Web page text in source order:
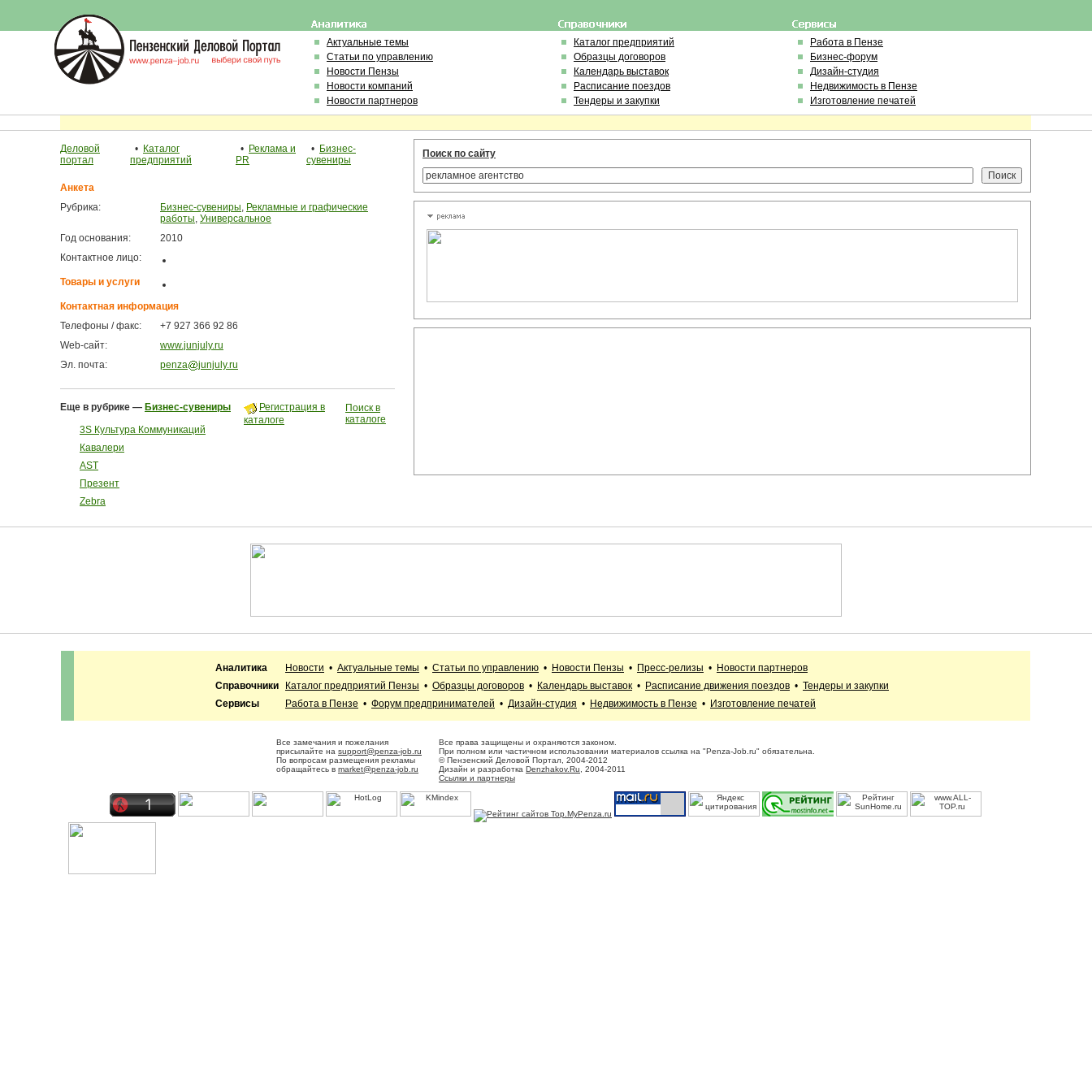
Актуальные темы
Статьи по управлению
Новости Пензы
Новости компаний
Новости партнеров
Каталог предприятий
Образцы договоров
Календарь выставок
Расписание поездов
Тендеры и закупки
Работа в Пензе
Бизнес-форум
Дизайн-студия
Недвижимость в Пензе
Изготовление печатей
Деловой
портал
• Каталог
предприятий
• Реклама и
PR
• Бизнес-
сувениры
Анкета
Рубрика:
Бизнес-сувениры, Рекламные и графические
работы, Универсальное
Год основания:
2010
Контактное лицо:
Товары и услуги
Контактная информация
Телефоны / факс:
+7 927 366 92 86
Web-сайт:
www.junjuly.ru
Эл. почта:
penza junjuly.ru
Еще в рубрике — Бизнес-сувениры
3S Культура Коммуникаций
Кавалери
AST
Презент
Zebra
Регистрация в
каталоге
Поиск в
каталоге
Поиск по сайту
Аналитика Новости • Актуальные темы • Статьи по управлению • Новости Пензы • Пресс-релизы • Новости партнеров
Справочники
Каталог предприятий Пензы • Образцы договоров • Календарь выставок • Расписание движения поездов • Тендеры и закупки
Сервисы
Работа в Пензе • Форум предпринимателей • Дизайн-студия • Недвижимость в Пензе • Изготовление печатей
Все замечания и пожелания
присылайте на support@penza-job.ru
По вопросам размещения рекламы
обращайтесь в market@penza-job.ru
Все права защищены и охраняются законом.
При полном или частичном использовании материалов ссылка на "Penza-Job.ru" обязательна.
© Пензенский Деловой Портал, 2004-2012
Дизайн и разработка Denzhakov.Ru , 2004-2011
Ссылки и партнеры